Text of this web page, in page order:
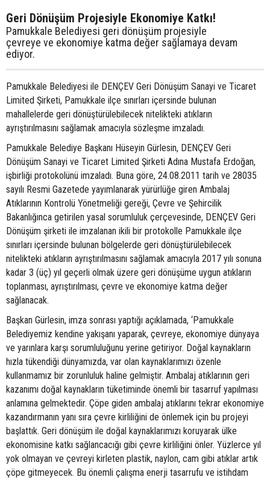
Geri Dönüşüm Projesiyle Ekonomiye Katkı!
Pamukkale Belediyesi geri dönüşüm projesiyle
çevreye ve ekonomiye katma değer sağlamaya devam
ediyor.
Pamukkale Belediyesi ile DENÇEV Geri Dönüşüm Sanayi ve Ticaret
Limited Şirketi, Pamukkale ilçe sınırları içersinde bulunan
mahallelerde geri dönüştürülebilecek nitelikteki atıkların
ayrıştırılmasını sağlamak amacıyla sözleşme imzaladı.
Pamukkale Belediye Başkanı Hüseyin Gürlesin, DENÇEV Geri
Dönüşüm Sanayi ve Ticaret Limited Şirketi Adına Mustafa Erdoğan,
işbirliği protokolünü imzaladı. Buna göre, 24.08.2011 tarih ve 28035
sayılı Resmi Gazetede yayımlanarak yürürlüğe giren Ambalaj
Atıklarının Kontrolü Yönetmeliği gereği, Çevre ve Şehircilik
Bakanlığınca getirilen yasal sorumluluk çerçevesinde, DENÇEV Geri
Dönüşüm şirketi ile imzalanan ikili bir protokolle Pamukkale ilçe
sınırları içersinde bulunan bölgelerde geri dönüştürülebilecek
nitelikteki atıkların ayrıştırılmasını sağlamak amacıyla 2017 yılı sonuna
kadar 3 (üç) yıl geçerli olmak üzere geri dönüşüme uygun atıkların
toplanması, ayrıştırılması, çevre ve ekonomiye katma değer
sağlanacak.
Başkan Gürlesin, imza sonrası yaptığı açıklamada, ‘Pamukkale
Belediyemiz kendine yakışanı yaparak, çevreye, ekonomiye dünyaya
ve yarınlara karşı sorumluluğunu yerine getiriyor. Doğal kaynakların
hızla tükendiği dünyamızda, var olan kaynaklarımızı özenle
kullanmamız bir zorunluluk haline gelmiştir. Ambalaj atıklarının geri
kazanımı doğal kaynakların tüketiminde önemli bir tasarruf yapılması
anlamına gelmektedir. Çöpe giden ambalaj atıklarını tekrar ekonomiye
kazandırmanın yanı sıra çevre kirliliğini de önlemek için bu projeyi
başlattık. Geri dönüşüm ile doğal kaynaklarımızı koruyarak ülke
ekonomisine katkı sağlancacığı gibi çevre kirliliğini önler. Yüzlerce yıl
yok olmayan ve çevreyi kirleten plastik, naylon, cam gibi atıklar artık
çöpe gitmeyecek. Bu önemli çalışma enerji tasarrufu ve istihdam